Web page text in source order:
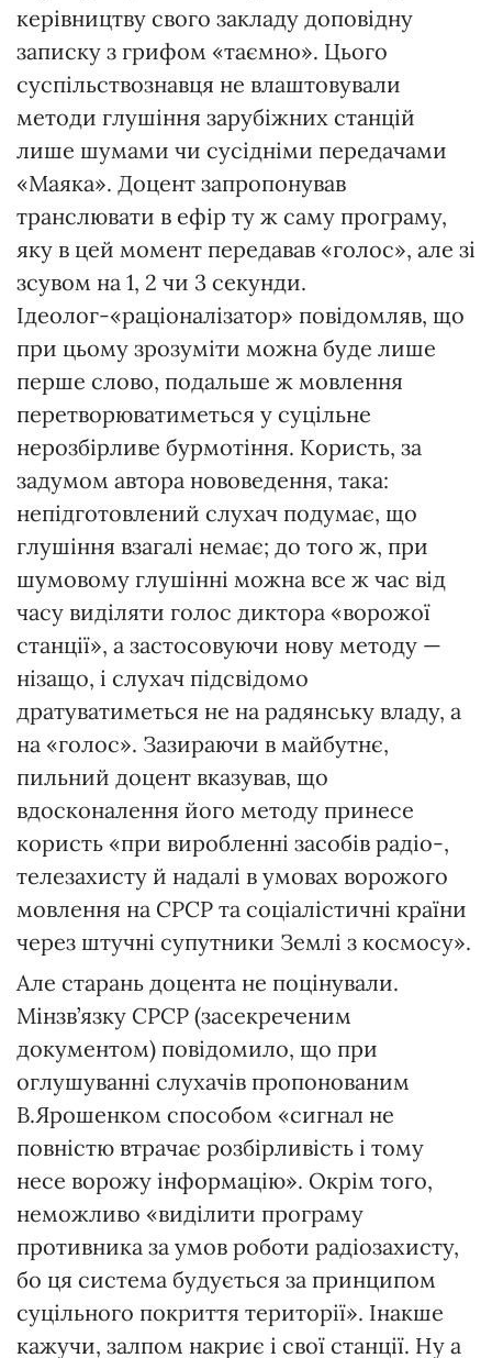
керівництву свого закладу доповідну
записку з грифом «таємно». Цього
суспільствознавця не влаштовували
методи глушіння зарубіжних станцій
лише шумами чи сусідніми передачами
«Маяка». Доцент запропонував
транслювати в ефір ту ж саму програму,
яку в цей момент передавав «голос», але зі
зсувом на 1, 2 чи 3 секунди.
Ідеолог-«раціоналізатор» повідомляв, що
при цьому зрозуміти можна буде лише
перше слово, подальше ж мовлення
перетворюватиметься у суцільне
нерозбірливе бурмотіння. Користь, за
задумом автора нововедення, така:
непідготовлений слухач подумає, що
глушіння взагалі немає; до того ж, при
шумовому глушінні можна все ж час від
часу виділяти голос диктора «ворожої
станції», а застосовуючи нову методу —
нізащо, і слухач підсвідомо
дратуватиметься не на радянську владу, а
на «голос». Зазираючи в майбутнє,
пильний доцент вказував, що
вдосконалення його методу принесе
користь «при виробленні засобів радіо-,
телезахисту й надалі в умовах ворожого
мовлення на СРСР та соціалістичні країни
через штучні супутники Землі з космосу».
Але старань доцента не поцінували.
Мінзв’язку СРСР (засекреченим
документом) повідомило, що при
оглушуванні слухачів пропонованим
В.Ярошенком способом «сигнал не
повністю втрачає розбірливість і тому
несе ворожу інформацію». Окрім того,
неможливо «виділити програму
противника за умов роботи радіозахисту,
бо ця система будується за принципом
суцільного покриття території». Інакше
кажучи, залпом накриє і свої станції. Ну а